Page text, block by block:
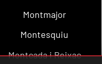
Montmajor
Montesquiu
Montcada i Reixac